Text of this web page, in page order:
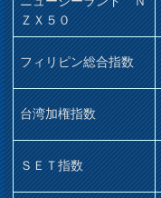
ＺＸ５０
フィリピン総合指数
台湾加権指数
ＳＥＴ指数